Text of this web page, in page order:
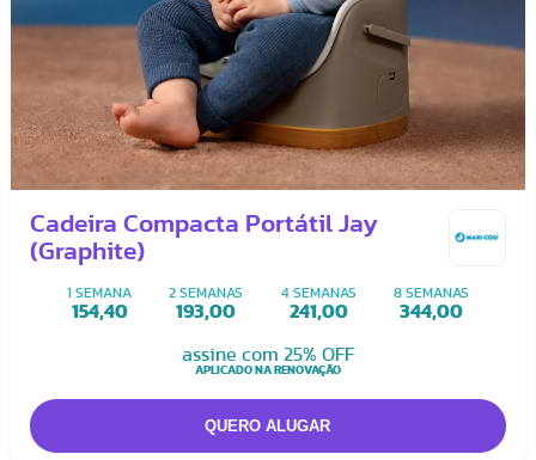
Cadeira Compacta Portátil Jay
(Graphite)
1 SEMANA
154,40
2 SEMANAS
193,00
4 SEMANAS
241,00
8 SEMANAS
344,00
assine com 25% OFF
APLICADO NA RENOVAÇÃO